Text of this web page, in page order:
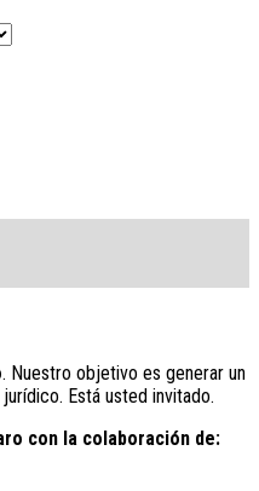
. Nuestro objetivo es generar un
Está usted invitado.
con la colaboración de: